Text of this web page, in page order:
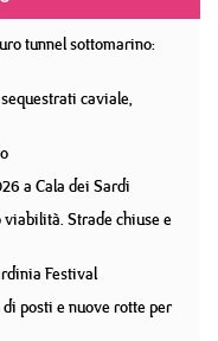
tunnel sottomarino:
caviale,
a Cala dei Sardi
Strade chiuse e
Festival
posti e nuove rotte per